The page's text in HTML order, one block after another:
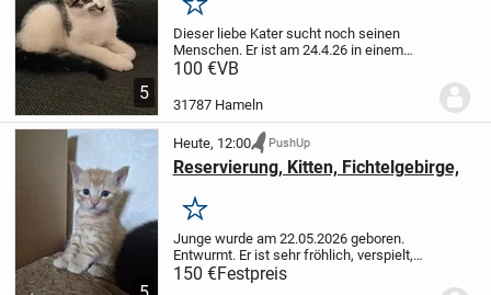
5
Merken
Dieser liebe Kater sucht noch seinen
Menschen. Er ist am 24.4.26 in einem
Wurf von 5 Kitten geboren, verspielt,
Katzenklo und hat eine außergewöhnliche
100 €VB
31787 Hameln
Heute, 12:00 PushUp
Reservierung, Kitten, Fichtelgebirge,
Merken
Junge wurde am 22.05.2026 geboren.
Entwurmt. Er ist sehr fröhlich, verspielt,
lieb und zärtlich. Die Fellfarbe ist rot
getigert.Frisst und trinkt schon
150 €Festpreis